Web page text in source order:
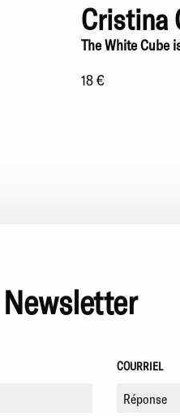
Cristina
The White Cube
18 €
Newsletter
COURRIEL